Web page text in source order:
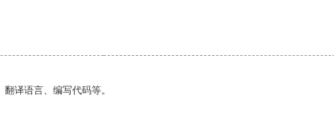
译语言、编写代码等。